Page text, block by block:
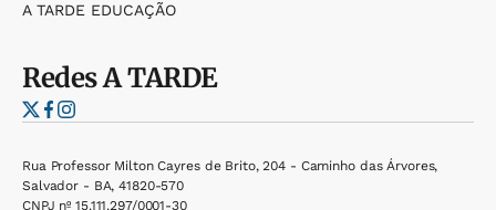
A TARDE EDUCAÇÃO
RedesA TARDE
Rua Professor Milton Cayres de Brito, 204 - Caminho das Árvores,
Salvador - BA, 41820-570
CNPJ nº 15.111.297/0001-30